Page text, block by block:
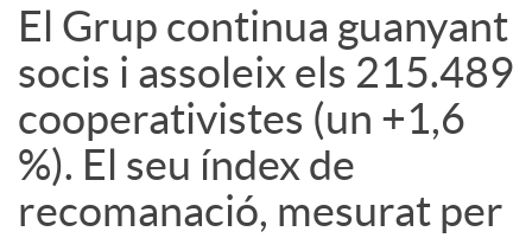
El Grup continua guanyant
socis i assoleix els 215.489
cooperativistes (un +1,6
%). El seu índex de
recomanació, mesurat per